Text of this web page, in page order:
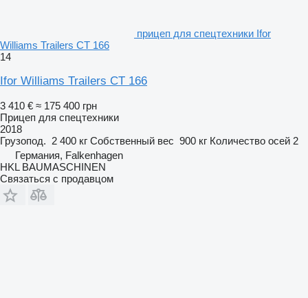
прицеп для спецтехники Ifor
Williams Trailers CT 166
14
Ifor Williams Trailers CT 166
3 410 € ≈ 175 400 грн
Прицеп для спецтехники
2018
Грузопод. 2 400 кг Собственный вес 900 кг Количество осей 2
Германия, Falkenhagen
HKL BAUMASCHINEN
Связаться с продавцом